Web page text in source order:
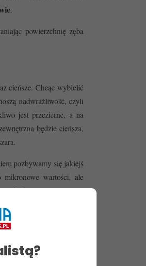
.
powierzchnię zęba
cieńsze. Chcąc wybielić
nadwrażliwość, czyli
jest przezierne, a na
będzie cieńsza,
pozbywamy się jakiejś
wartości, ale
skutkować poważnymi
na próchnicę –
Najpowszechniejsze
środków do higieny